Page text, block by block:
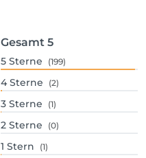
Gesamt 5
5 Sterne (199)
4 Sterne (2)
3 Sterne (1)
2 Sterne (0)
1 Stern (1)